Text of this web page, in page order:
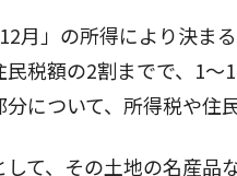
月」の所得により決ま
民税額の2割までで、1
について、所得税や住
して、その土地の名産品